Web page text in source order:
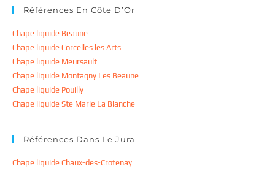
Références En Côte D’Or
Chape liquide Beaune
Chape liquide Corcelles les Arts
Chape liquide Meursault
Chape liquide Montagny Les Beaune
Chape liquide Pouilly
Chape liquide Ste Marie La Blanche
Références Dans Le Jura
Chape liquide Chaux-des-Crotenay